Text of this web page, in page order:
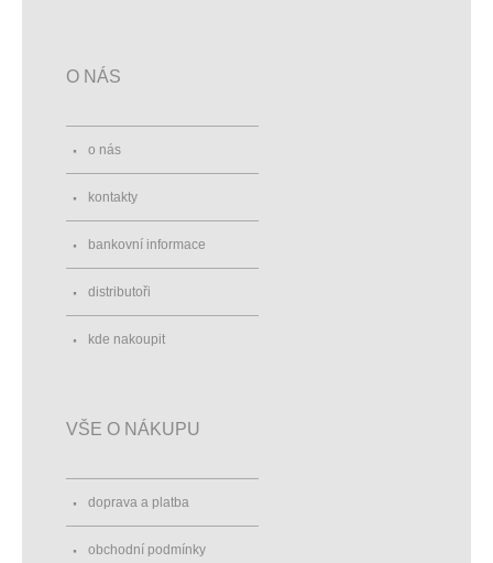
O NÁS
o nás
kontakty
bankovní informace
distributoři
kde nakoupit
VŠE O NÁKUPU
doprava a platba
obchodní podmínky